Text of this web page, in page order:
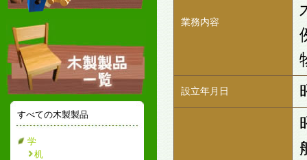
すべての木製製品
学
机
業務内容
設立年月日